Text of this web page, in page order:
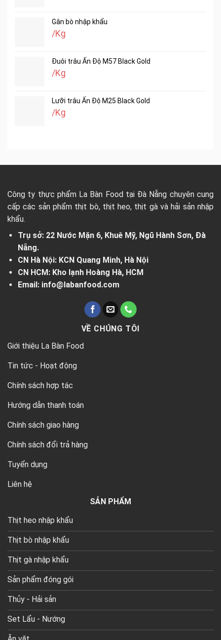
Gân bò nhập khẩu
/Kg
Đuôi trâu Ấn Độ M57 Black Gold
/Kg
Lưỡi trâu Ấn Độ M25 Black Gold
/Kg
Công ty thực phẩm La Bàn Food tại Đà Nẵng chuyên cung
cấp các sản phẩm thịt bò, thịt heo, thịt gà và hải sản nhập
khẩu.
Trụ sở: 22 Nước Mặn 6, Khuê Mỹ, Ngũ Hành Sơn, Đà
Nẵng.
CN Hà Nội: KCN Quang Minh, Hà Nội
CN HCM: Kho lạnh Hoàng Hà, HCM
Email: info@labanfood.com
VỀ CHÚNG TÔI
Giới thiệu La Bàn Food
Tin tức - Hoạt động
Chính sách hợp tác
Hướng dẫn thanh toán
Chính sách giao hàng
Chính sách đổi trả hàng
Tuyển dụng
Liên hệ
SẢN PHẨM
Thịt heo nhập khẩu
Thịt bò nhập khẩu
Thịt gà nhập khẩu
Sản phẩm đóng gói
Thủy - Hải sản
Set Lẩu - Nướng